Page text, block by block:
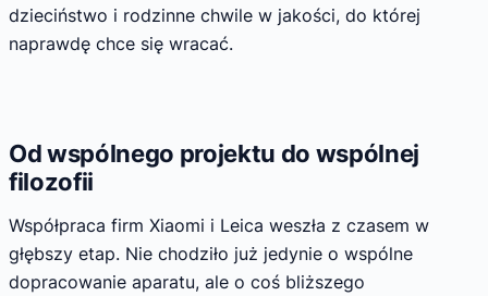
dzieciństwo i rodzinne chwile w jakości, do której
naprawdę chce się wracać.
Od wspólnego projektu do wspólnej
filozofii
Współpraca firm Xiaomi i Leica weszła z czasem w
głębszy etap. Nie chodziło już jedynie o wspólne
dopracowanie aparatu, ale o coś bliższego